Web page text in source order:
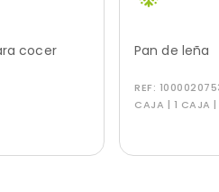
cocer Pan de leña
REF:
CAJA | 1 CAJA